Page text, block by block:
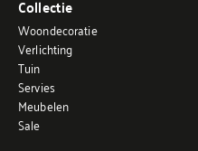
Collectie
Woondecoratie
Verlichting
Tuin
Servies
Meubelen
Sale